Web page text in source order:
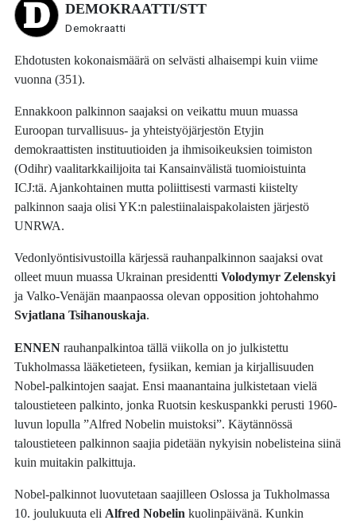
DEMOKRAATTI/STT
Demokraatti
Ehdotusten kokonaismäärä on selvästi alhaisempi kuin viime
vuonna (351).
Ennakkoon palkinnon saajaksi on veikattu muun muassa
Euroopan turvallisuus- ja yhteistyöjärjestön Etyjin
demokraattisten instituutioiden ja ihmisoikeuksien toimiston
(Odihr) vaalitarkkailijoita tai Kansainvälistä tuomioistuinta
ICJ:tä. Ajankohtainen mutta poliittisesti varmasti kiistelty
palkinnon saaja olisi YK:n palestiinalaispakolaisten järjestö
UNRWA.
Vedonlyöntisivustoilla kärjessä rauhanpalkinnon saajaksi ovat
olleet muun muassa Ukrainan presidenttiVolodymyr Zelenskyi
ja Valko-Venäjän maanpaossa olevan opposition johtohahmo
Svjatlana Tsihanouskaja.
ENNEN rauhanpalkintoa tällä viikolla on jo julkistettu
Tukholmassa lääketieteen, fysiikan, kemian ja kirjallisuuden
Nobel-palkintojen saajat. Ensi maanantaina julkistetaan vielä
taloustieteen palkinto, jonka Ruotsin keskuspankki perusti 1960-
luvun lopulla ”Alfred Nobelin muistoksi”. Käytännössä
taloustieteen palkinnon saajia pidetään nykyisin nobelisteina siinä
kuin muitakin palkittuja.
Nobel-palkinnot luovutetaan saajilleen Oslossa ja Tukholmassa
10. joulukuuta eliAlfred Nobelin kuolinpäivänä. Kunkin